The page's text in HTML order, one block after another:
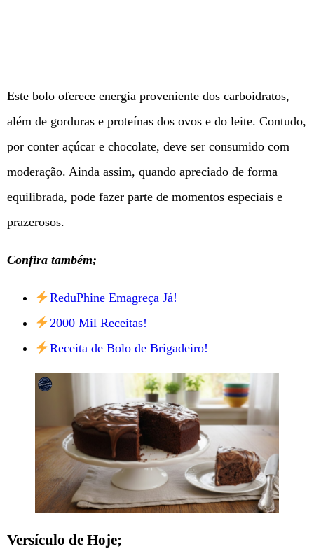
Este bolo oferece energia proveniente dos carboidratos,
além de gorduras e proteínas dos ovos e do leite. Contudo,
por conter açúcar e chocolate, deve ser consumido com
moderação. Ainda assim, quando apreciado de forma
equilibrada, pode fazer parte de momentos especiais e
prazerosos.
Confira também;
ReduPhine Emagreça Já!
2000 Mil Receitas!
Receita de Bolo de Brigadeiro!
Versículo de Hoje;